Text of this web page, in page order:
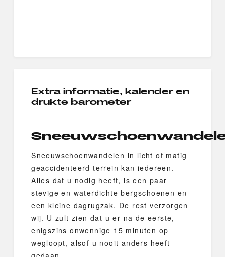
Extra informatie, kalender en
drukte barometer
Sneeuwschoenwandelen in licht of matig
geaccidenteerd terrein kan iedereen.
Alles dat u nodig heeft, is een paar
stevige en waterdichte bergschoenen en
een kleine dagrugzak. De rest verzorgen
wij. U zult zien dat u er na de eerste,
enigszins onwennige 15 minuten op
wegloopt, alsof u nooit anders heeft